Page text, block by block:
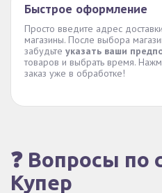
Быстрое оформление
Просто введите адрес
магазины. После выбора
забудьте указать ваши
товаров и выбрать время.
заказ уже в обработке!
❓ Вопросы по
Купер